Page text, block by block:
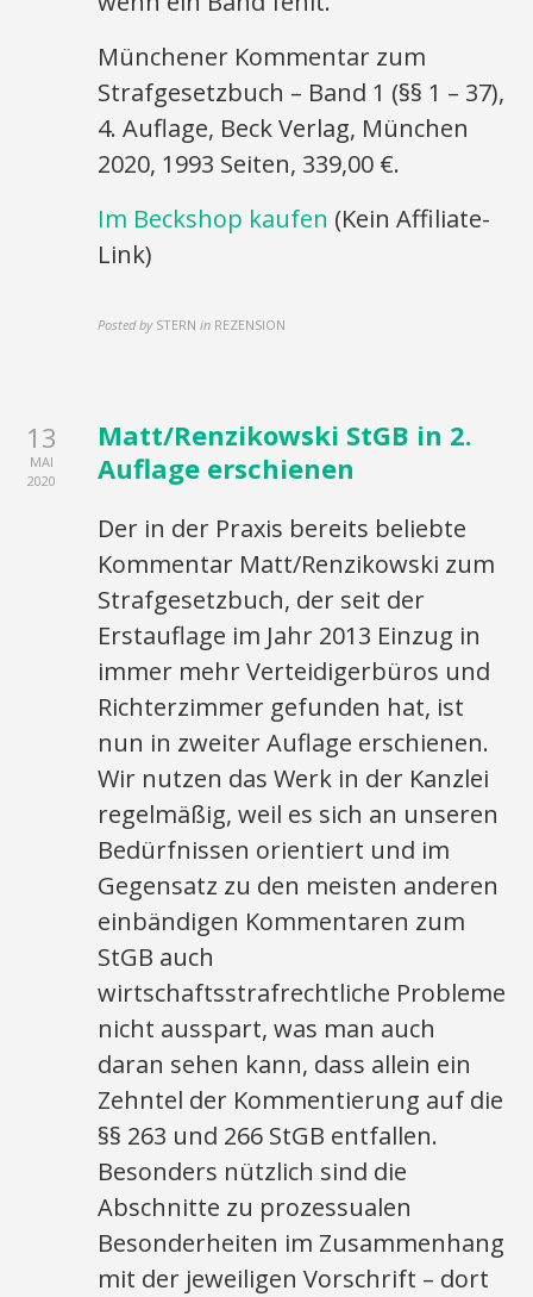
Münchener Kommentar zum
Strafgesetzbuch – Band 1 (§§ 1 – 37),
4. Auflage, Beck Verlag, München
2020, 1993 Seiten, 339,00 €.
Im Beckshop kaufen (Kein Affiliate-
Link)
Posted by STERN in REZENSION
13
MAI
2020
Matt/Renzikowski StGB in 2.
Auflage erschienen
Der in der Praxis bereits beliebte
Kommentar Matt/Renzikowski zum
Strafgesetzbuch, der seit der
Erstauflage im Jahr 2013 Einzug in
immer mehr Verteidigerbüros und
Richterzimmer gefunden hat, ist
nun in zweiter Auflage erschienen.
Wir nutzen das Werk in der Kanzlei
regelmäßig, weil es sich an unseren
Bedürfnissen orientiert und im
Gegensatz zu den meisten anderen
einbändigen Kommentaren zum
StGB auch
wirtschaftsstrafrechtliche Probleme
nicht ausspart, was man auch
daran sehen kann, dass allein ein
Zehntel der Kommentierung auf die
§§ 263 und 266 StGB entfallen.
Besonders nützlich sind die
Abschnitte zu prozessualen
Besonderheiten im Zusammenhang
mit der jeweiligen Vorschrift – dort